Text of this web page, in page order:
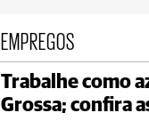
max
EMPREGOS
Trabalhe como
Grossa; confira